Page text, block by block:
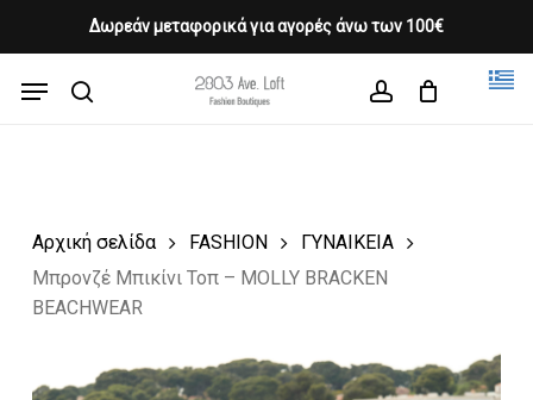
Δωρεάν μεταφορικά για αγορές άνω των 100€
content
Menu
Cart CLOSE
CART
Αρχική σελίδα FASHION
ΓΥΝΑΙΚΕΙΑ
Μπρονζέ Μπικίνι Τοπ – MOLLY BRACKEN
BEACHWEAR
Close